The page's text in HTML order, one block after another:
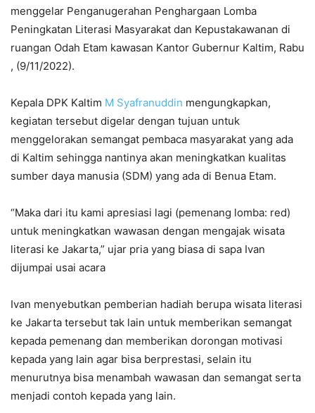
menggelar Penganugerahan Penghargaan Lomba
Peningkatan Literasi Masyarakat dan Kepustakawanan di
ruangan Odah Etam kawasan Kantor Gubernur Kaltim, Rabu
, (9/11/2022).
Kepala DPK Kaltim M Syafranuddin mengungkapkan,
kegiatan tersebut digelar dengan tujuan untuk
menggelorakan semangat pembaca masyarakat yang ada
di Kaltim sehingga nantinya akan meningkatkan kualitas
sumber daya manusia (SDM) yang ada di Benua Etam.
“Maka dari itu kami apresiasi lagi (pemenang lomba: red)
untuk meningkatkan wawasan dengan mengajak wisata
literasi ke Jakarta,” ujar pria yang biasa di sapa Ivan
dijumpai usai acara
Ivan menyebutkan pemberian hadiah berupa wisata literasi
ke Jakarta tersebut tak lain untuk memberikan semangat
kepada pemenang dan memberikan dorongan motivasi
kepada yang lain agar bisa berprestasi, selain itu
menurutnya bisa menambah wawasan dan semangat serta
menjadi contoh kepada yang lain.